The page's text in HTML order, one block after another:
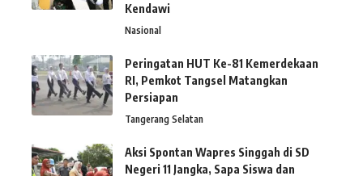
Kendawi
Nasional
Peringatan HUT Ke-81 Kemerdekaan
RI, Pemkot Tangsel Matangkan
Persiapan
Tangerang Selatan
Aksi Spontan Wapres Singgah di SD
Negeri 11 Jangka, Sapa Siswa dan